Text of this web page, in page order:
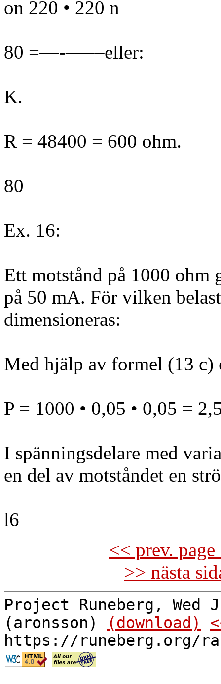
on 220 • 220 n
80 =––-—––eller:
K.
R = 48400 = 600 ohm.
80
Ex. 16:
Ett motstånd på 1000 ohm
på 50 mA. För vilken
dimensioneras:
Med hjälp av formel (13 c)
P = 1000 • 0,05 • 0,05 =
I spänningsdelare med
en del av motståndet en
l6
<< prev.
>> nästa
Project Runeberg, Wed
(aronsson)
(download)
https://runeberg.org/